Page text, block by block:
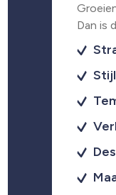
Dan is
Stijl